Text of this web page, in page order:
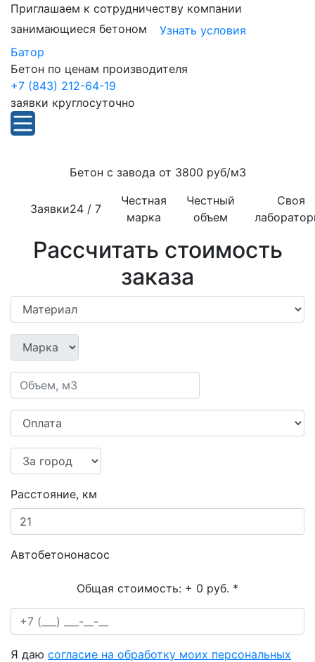
Приглашаем к сотрудничеству компании
занимающиеся бетоном
Узнать условия
Батор
Бетон по ценам производителя
+7 (843) 212-64-19
заявки круглосуточно
Бетон с завода от 3800 руб/м3
Заявки24 / 7
Честная
марка
Честный
объем
Своя
Рассчитать стоимость
заказа
Расстояние, км
Автобетононасос
Общая стоимость: + 0 руб. *
Я даю согласие на обработку моих персональных